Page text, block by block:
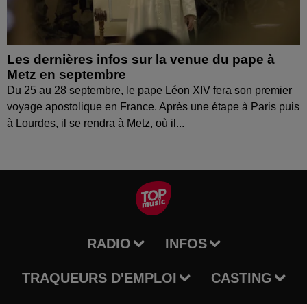
Les dernières infos sur la venue du pape à
Metz en septembre
Du 25 au 28 septembre, le pape Léon XIV fera son premier
voyage apostolique en France. Après une étape à Paris puis
à Lourdes, il se rendra à Metz, où il...
RADIO INFOS
TRAQUEURS D'EMPLOI CASTING